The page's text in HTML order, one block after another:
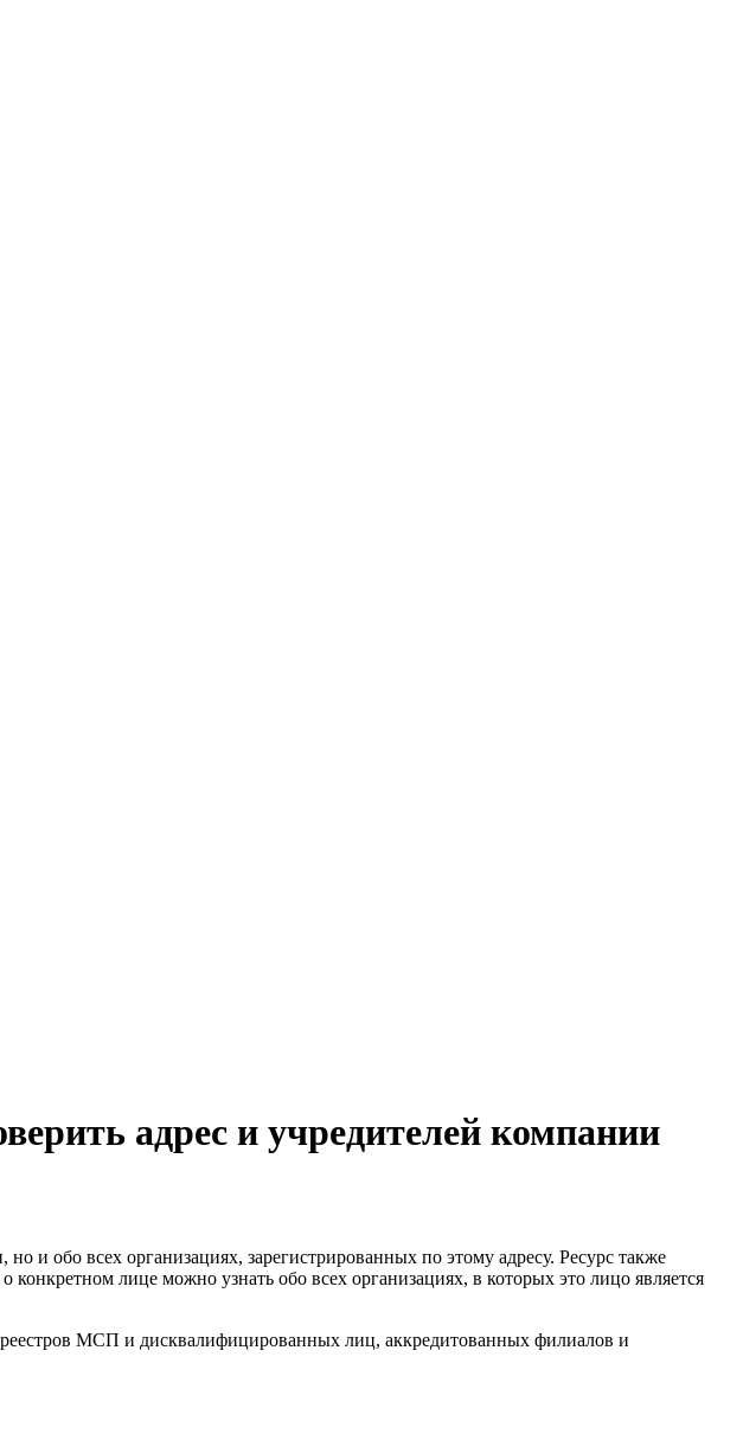
адрес и учредителей компании
и обо всех организациях, зарегистрированных по этому адресу. Ресурс также
лице можно узнать обо всех организациях, в которых это лицо является
МСП и дисквалифицированных лиц, аккредитованных филиалов и